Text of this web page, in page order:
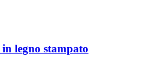
in legno stampato